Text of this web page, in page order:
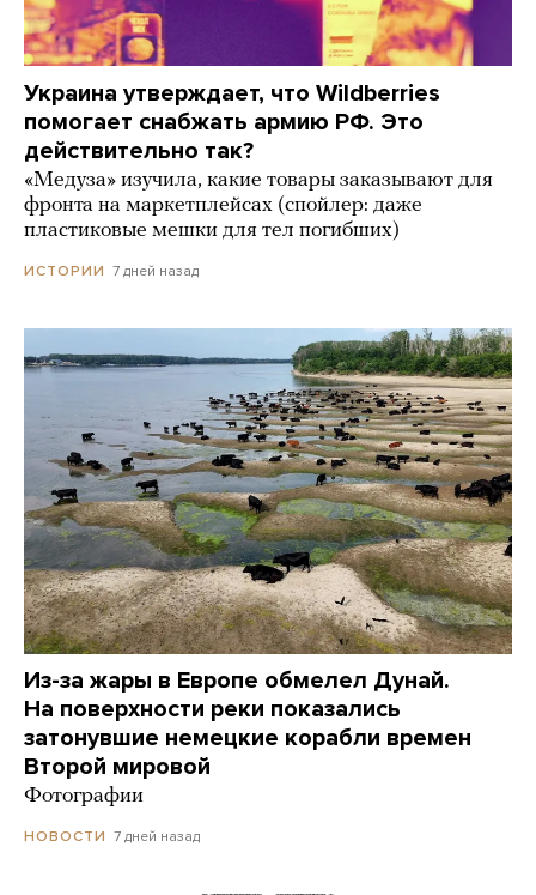
Украина утверждает, что Wildberries
помогает снабжать армию РФ. Это
действительно так?
«Медуза» изучила, какие товары заказывают для
фронта на маркетплейсах (спойлер: даже
пластиковые мешки для тел погибших)
ИСТОРИИ 7 дней назад
Из-за жары в Европе обмелел Дунай.
На поверхности реки показались
затонувшие немецкие корабли времен
Второй мировой
Фотографии
НОВОСТИ 7 дней назад